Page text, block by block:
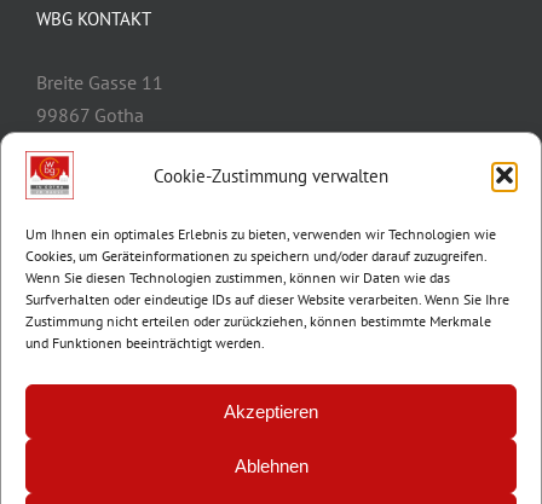
Cookie-Zustimmung verwalten
Um Ihnen ein optimales Erlebnis zu bieten, verwenden wir Technologien wie
Cookies, um Geräteinformationen zu speichern und/oder darauf zuzugreifen.
Wenn Sie diesen Technologien zustimmen, können wir Daten wie das
Surfverhalten oder eindeutige IDs auf dieser Website verarbeiten. Wenn Sie Ihre
Zustimmung nicht erteilen oder zurückziehen, können bestimmte Merkmale
und Funktionen beeinträchtigt werden.
Akzeptieren
Ablehnen
WBG KONTAKT
Breite Gasse 11
99867 Gotha
Telefon:
E-Mail:
info@wbg-gotha.de